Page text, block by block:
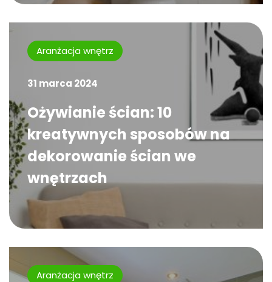
Aranżacja wnętrz
31 marca 2024
Ożywianie ścian: 10
kreatywnych sposobów na
dekorowanie ścian we
wnętrzach
Aranżacja wnętrz